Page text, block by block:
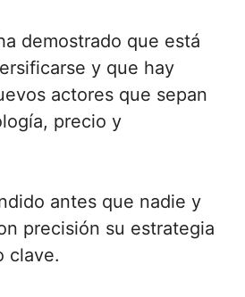
demostrado que está
y que hay
actores que sepan
precio y
antes que nadie y
precisión su estrategia
clave.